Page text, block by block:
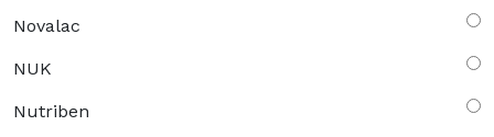
Novalac
NUK
Nutriben